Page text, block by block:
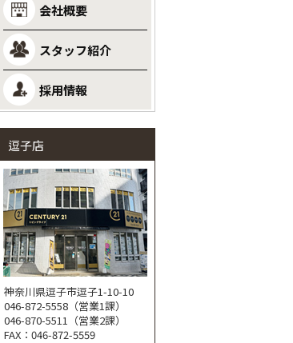
会社概要
スタッフ紹介
採用情報
逗子店
神奈川県逗子市逗子1-10-10
046-872-5558（営業1課）
046-870-5511（営業2課）
FAX：046-872-5559